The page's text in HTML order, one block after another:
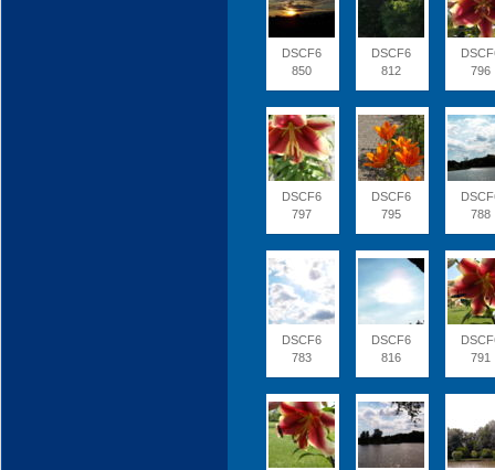
DSCF6
850
DSCF6
812
796
DSCF6
797
DSCF6
795
788
DSCF6
783
DSCF6
816
791